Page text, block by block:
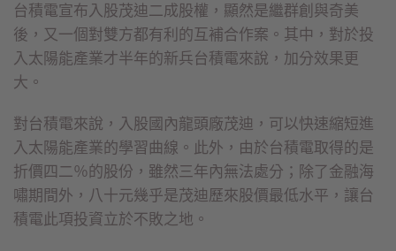
台積電宣布入股茂迪二成股權，顯然是繼群創與奇美
後，又一個對雙方都有利的互補合作案。其中，對於投
入太陽能產業才半年的新兵台積電來說，加分效果更
大。
對台積電來說，入股國內龍頭廠茂迪，可以快速縮短進
入太陽能產業的學習曲線。此外，由於台積電取得的是
折價四二％的股份，雖然三年內無法處分；除了金融海
嘯期間外，八十元幾乎是茂迪歷來股價最低水平，讓台
積電此項投資立於不敗之地。